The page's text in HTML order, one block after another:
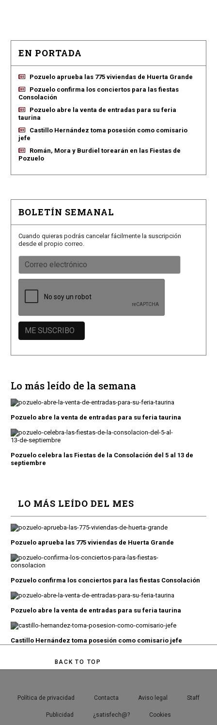
EN PORTADA
Pozuelo aprueba las 775 viviendas de Huerta Grande
Pozuelo confirma los conciertos para las fiestas
Consolación
Pozuelo abre la venta de entradas para su feria
taurina
Castillo Hernández toma posesión como comisario
jefe
Román, Mora y Burdiel torearán en las Fiestas de
Pozuelo
BOLETÍN SEMANAL
Cuando quieras podrás cancelar fácilmente la suscripción
desde el propio correo.
Lo más leído de la semana
Pozuelo abre la venta de entradas para su feria taurina
Pozuelo celebra las Fiestas de la Consolación del 5 al 13 de
septiembre
LO MÁS LEÍDO DEL MES
Pozuelo aprueba las 775 viviendas de Huerta Grande
Pozuelo confirma los conciertos para las fiestas Consolación
Pozuelo abre la venta de entradas para su feria taurina
Castillo Hernández toma posesión como comisario jefe
BACK TO TOP
Política de privacidad Contacta Aviso legal Staff
Publicidad ¿satisfech@? Cookies